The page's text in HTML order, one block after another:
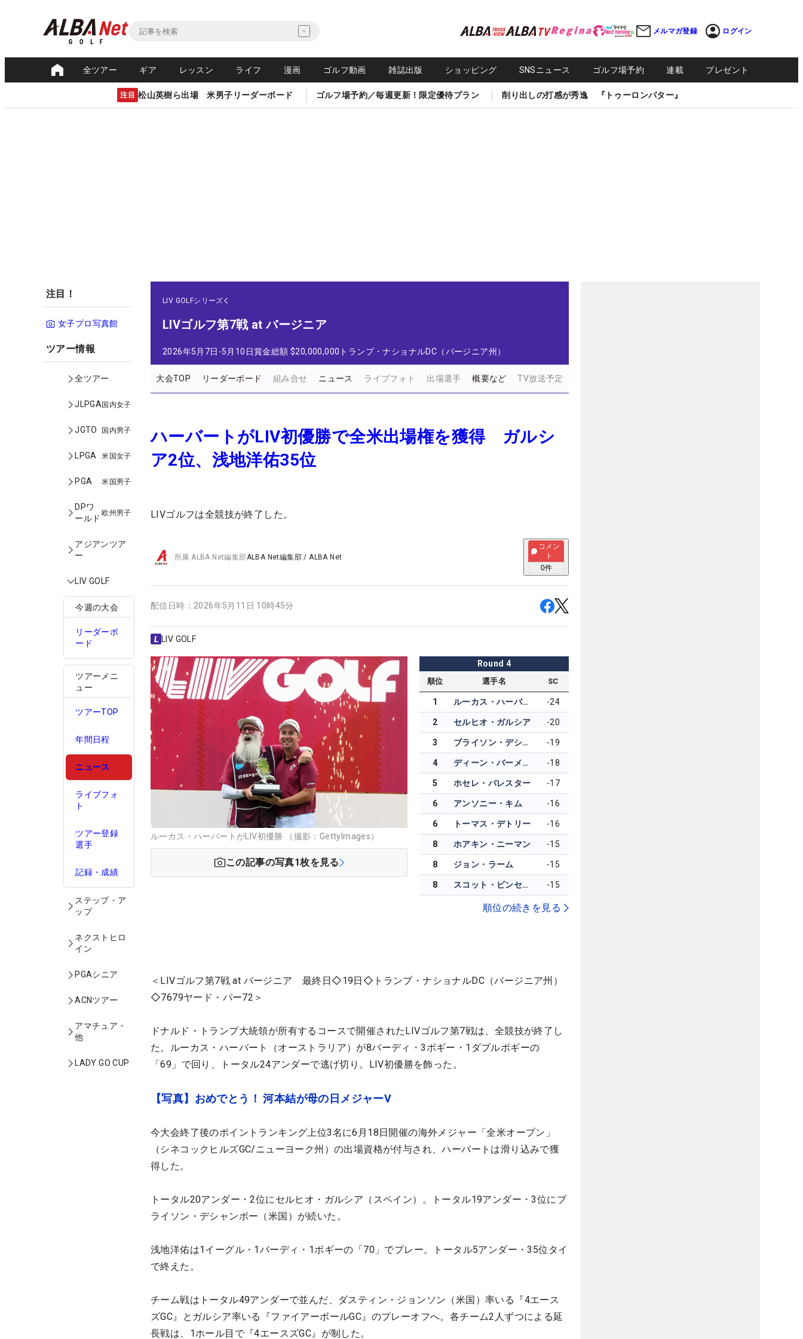
メルマガ登録 ログイン
全ツアー ギア レッスン ライフ 漫画 ゴルフ動画 雑誌出版 ショッピング SNSニュース ゴルフ場予約 連載 プレゼント
注目 松山英樹ら出場 米男子リーダーボード ゴルフ場予約／毎週更新！限定優待プラン 削り出しの打感が秀逸 『トゥーロンパター』
注目！
女子プロ写真館
ツアー情報
全ツアー
JLPGA国内女子
JGTO 国内男子
LPGA 米国女子
PGA 米国男子
DPワ
ールド
欧州男子
アジアンツア
ー
LIV GOLF
今週の大会
リーダーボ
ード
ツアーメニ
ュー
ツアーTOP
年間日程
ニュース
ライブフォ
ト
ツアー登録
選手
記録・成績
ステップ・ア
ップ
ネクストヒロ
イン
PGAシニア
ACNツアー
アマチュア・
他
LADY GO CUP
LIV GOLFシリーズ
LIVゴルフ第7戦 at バージニア
2026年5月7日-5月10日賞金総額 $20,000,000 トランプ・ナショナルDC（バージニア州）
大会TOP リーダーボード 組み合せ ニュース ライブフォト 出場選手 概要など TV放送予定
ハーバートがLIV初優勝で全米出場権を獲得 ガルシ
ア2位、浅地洋佑35位
LIVゴルフは全競技が終了した。
所属ALBA Net編集部ALBA Net編集部 /ALBA Net
コメン
ト
0件
配信日時： 2026年5月11日 10時45分
LIV GOLF
ルーカス・ハーバートがLIV初優勝 （撮影：GettyImages）
この記事の写真1枚を見る
Round 4
順位 選手名 SC
1 ルーカス・ハーバート -24
2 セルヒオ・ガルシア -20
3 ブライソン・デシャンボー -19
4 ディーン・バーメスター -18
5 ホセレ・バレスター -17
6 アンソニー・キム -16
6 トーマス・デトリー -16
8 ホアキン・ニーマン -15
8 ジョン・ラーム -15
8 スコット・ビンセント -15
順位の続きを見る
＜LIVゴルフ第7戦 at バージニア 最終日◇19日◇トランプ・ナショナルDC（バージニア州）
◇7679ヤード・パー72＞
ドナルド・トランプ大統領が所有するコースで開催されたLIVゴルフ第7戦は、全競技が終了し
た。ルーカス・ハーバート（オーストラリア）が8バーディ・3ボギー・1ダブルボギーの
「69」で回り、トータル24アンダーで逃げ切り。LIV初優勝を飾った。
【写真】おめでとう！ 河本結が母の日メジャーV
今大会終了後のポイントランキング上位3名に6月18日開催の海外メジャー「全米オープン」
（シネコックヒルズGC/ニューヨーク州）の出場資格が付与され、ハーバートは滑り込みで獲
得した。
トータル20アンダー・2位にセルヒオ・ガルシア（スペイン）。トータル19アンダー・3位にブ
ライソン・デシャンボー（米国）が続いた。
浅地洋佑は1イーグル・1バーディ・1ボギーの「70」でプレー。トータル5アンダー・35位タイ
で終えた。
チーム戦はトータル49アンダーで並んだ、ダスティン・ジョンソン（米国）率いる『4エース
ズGC』とガルシア率いる『ファイアーボールGC』のプレーオフへ。各チーム2人ずつによる延
長戦は、1ホール目で『4エースズGC』が制した。